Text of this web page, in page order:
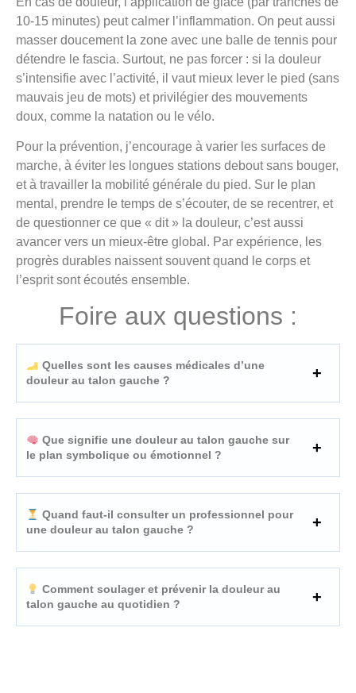
10-15 minutes) peut calmer l’inflammation. On peut aussi
masser doucement la zone avec une balle de tennis pour
détendre le fascia. Surtout, ne pas forcer : si la douleur
s’intensifie avec l’activité, il vaut mieux lever le pied (sans
mauvais jeu de mots) et privilégier des mouvements
doux, comme la natation ou le vélo.
Pour la prévention, j’encourage à varier les surfaces de
marche, à éviter les longues stations debout sans bouger,
et à travailler la mobilité générale du pied. Sur le plan
mental, prendre le temps de s’écouter, de se recentrer, et
de questionner ce que « dit » la douleur, c’est aussi
avancer vers un mieux-être global. Par expérience, les
progrès durables naissent souvent quand le corps et
l’esprit sont écoutés ensemble.
Foire aux questions :
Quelles sont les causes médicales d’une
douleur au talon gauche ?
Que signifie une douleur au talon gauche sur
le plan symbolique ou émotionnel ?
Quand faut-il consulter un professionnel pour
une douleur au talon gauche ?
Comment soulager et prévenir la douleur au
talon gauche au quotidien ?